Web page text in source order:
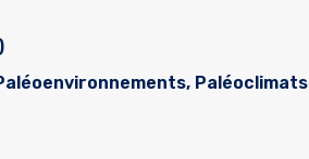
Paléoclimats